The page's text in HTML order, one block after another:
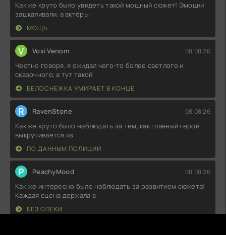
Как же круто было увидеть такой мощный сюжет! Эмоции
зашкаливали, а актёры
МОЩЬ
V Voxi Venom 08.08.26
Честно говоря, я ожидал чего-то более светлого и
сказочного, а тут такой
БЕЛОСНЕЖКА УМИРАЕТ В КОНЦЕ
R RavenStone 08.08.26
Как же круто было наблюдать за тем, как главный герой
выкручивается из
ПО ДАННЫМ ПОЛИЦИИ
P PeachyMood 08.08.26
Как же интересно было наблюдать за развитием сюжета!
Каждая сцена держала в
БЕЗ ОПЕКИ